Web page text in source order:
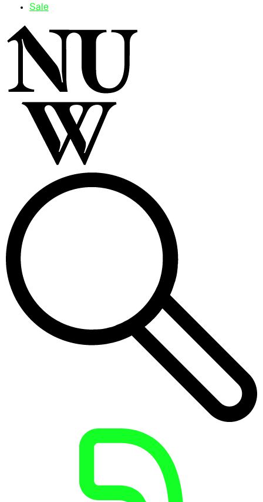
Sale